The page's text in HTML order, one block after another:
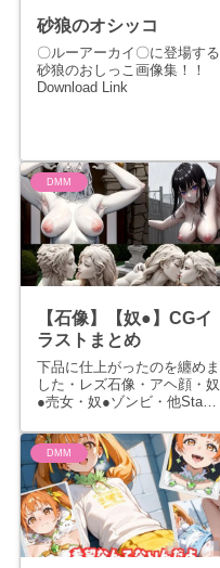
砂狼のオシッコ
〇ルーアーカイ〇に登場する
砂狼のおしっこ画像集！！
Download Link
DMM
【石像】【奴●】CGイ
ラストまとめ
下品に仕上がったのを纏めま
した・レズ石像・アヘ顔・奴
●売女・奴●ゾンビ・他Stable
トです。Download Link
DMM